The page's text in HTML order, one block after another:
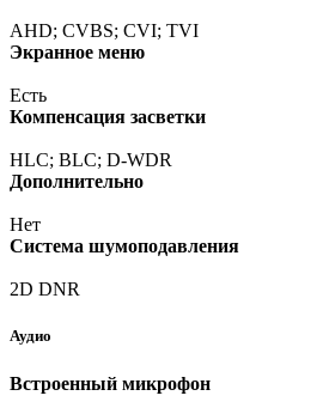
AHD; CVBS; CVI; TVI
Экранное меню
Есть
Компенсация засветки
HLC; BLC; D-WDR
Дополнительно
Нет
Система шумоподавления
2D DNR
Аудио
Встроенный микрофон